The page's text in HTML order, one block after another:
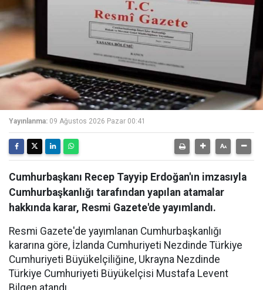
Yayınlanma: 09 Ağustos 2026 Pazar 00:41
Cumhurbaşkanı Recep Tayyip Erdoğan'ın imzasıyla
Cumhurbaşkanlığı tarafından yapılan atamalar
hakkında karar, Resmi Gazete'de yayımlandı.
Resmi Gazete'de yayımlanan Cumhurbaşkanlığı
kararına göre, İzlanda Cumhuriyeti Nezdinde Türkiye
Cumhuriyeti Büyükelçiliğine, Ukrayna Nezdinde
Türkiye Cumhuriyeti Büyükelçisi Mustafa Levent
Bilgen atandı.